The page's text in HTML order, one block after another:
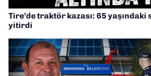
Tire’de traktör kazası: 65 yaşındaki
yitirdi